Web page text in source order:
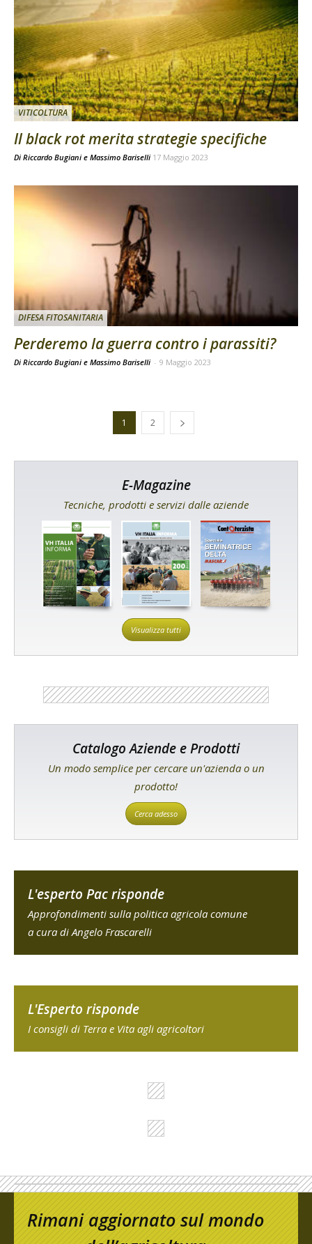
VITICOLTURA
Il black rot merita strategie specifiche
Di Riccardo Bugiani e Massimo Bariselli 17 Maggio 2023
DIFESA FITOSANITARIA
Perderemo la guerra contro i parassiti?
Di Riccardo Bugiani e Massimo Bariselli - 9 Maggio 2023
1 2
E-Magazine
Tecniche, prodotti e servizi dalle aziende
Visualizza tutti
Catalogo Aziende e Prodotti
Un modo semplice per cercare un'azienda o un
prodotto!
Cerca adesso
L'esperto Pac risponde
Approfondimenti sulla politica agricola comune
a cura di Angelo Frascarelli
L'Esperto risponde
I consigli di Terra e Vita agli agricoltori
Rimani aggiornato sul mondo